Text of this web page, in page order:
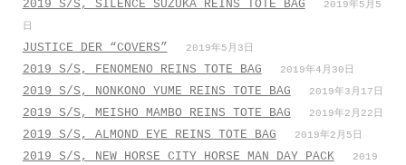
2019 S/S, SILENCE SUZUKA REINS TOTE BAG
2019年5月5
日
JUSTICE DER “COVERS” 2019年5月3日
2019 S/S, FENOMENO REINS TOTE BAG 2019年4月30日
2019 S/S, NONKONO YUME REINS TOTE BAG 2019年3月17日
2019 S/S, MEISHO MAMBO REINS TOTE BAG 2019年2月22日
2019 S/S, ALMOND EYE REINS TOTE BAG 2019年2月5日
2019 S/S, NEW HORSE CITY HORSE MAN DAY PACK
2019